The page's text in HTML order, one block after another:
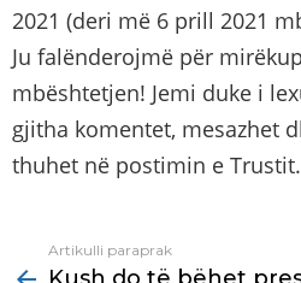
2021 (deri më 6 prill 2021
Ju falënderojmë për
mbështetjen! Jemi duke i
gjitha komentet, mesazhet
thuhet në postimin e Trustit.
more
Artikulli paraprak